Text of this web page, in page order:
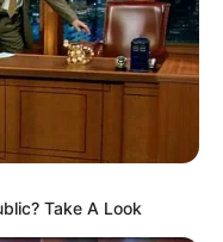
Take A Look